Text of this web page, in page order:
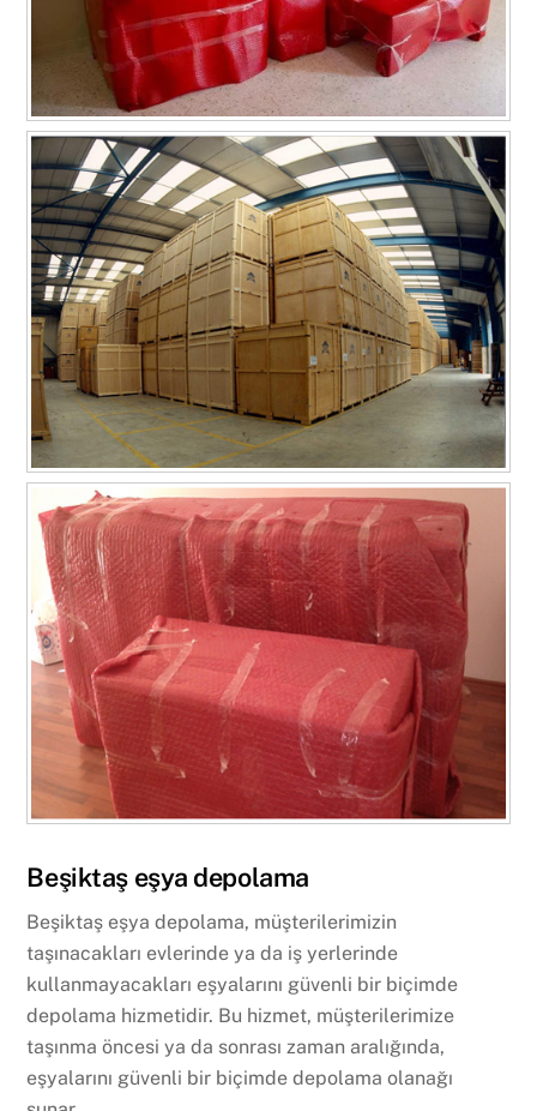
Beşiktaş eşya depolama
Beşiktaş eşya depolama, müşterilerimizin
taşınacakları evlerinde ya da iş yerlerinde
kullanmayacakları eşyalarını güvenli bir biçimde
depolama hizmetidir. Bu hizmet, müşterilerimize
taşınma öncesi ya da sonrası zaman aralığında,
eşyalarını güvenli bir biçimde depolama olanağı